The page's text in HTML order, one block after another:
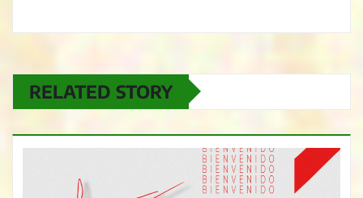
RELATED STORY